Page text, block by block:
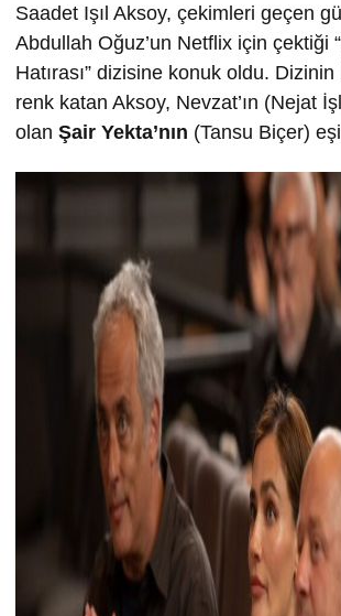
Saadet Işıl Aksoy, çekimleri geçen
Abdullah Oğuz’un Netflix için çektiği
Hatırası” dizisine konuk oldu.
renk katan Aksoy, Nevzat’ın (Nejat
olan Şair Yekta’nın (Tansu Biçer)